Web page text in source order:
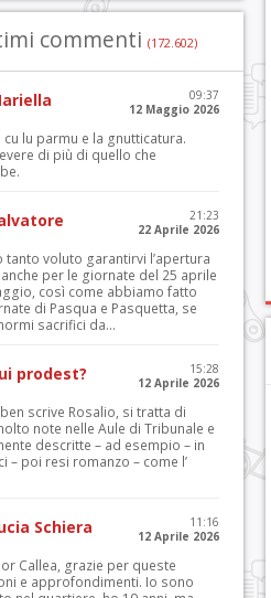
commenti (172.602)
09:37
12 Maggio 2026
lu parmu e la gnutticatura.
di più di quello che
21:23
22 Aprile 2026
tanto voluto garantirvi l’apertura
per le giornate del 25 aprile
così come abbiamo fatto
di Pasqua e Pasquetta, se
sacrifici da...
prodest?
15:28
12 Aprile 2026
scrive Rosalio, si tratta di
note nelle Aule di Tribunale e
descritte – ad esempio – in
– poi resi romanzo – come l’
Schiera
11:16
12 Aprile 2026
Callea, grazie per queste
e approfondimenti. Io sono